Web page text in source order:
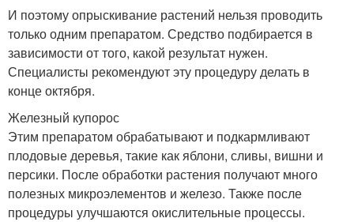
И поэтому опрыскивание растений нельзя проводить
только одним препаратом. Средство подбирается в
зависимости от того, какой результат нужен.
Специалисты рекомендуют эту процедуру делать в
конце октября.
Железный купорос
Этим препаратом обрабатывают и подкармливают
плодовые деревья, такие как яблони, сливы, вишни и
персики. После обработки растения получают много
полезных микроэлементов и железо. Также после
процедуры улучшаются окислительные процессы.